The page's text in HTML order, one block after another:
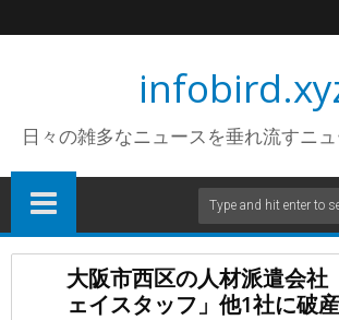
日々の雑多なニュースを垂れ流すニ
大阪市西区の人材派遣会社
ェイスタッフ」他1社に破